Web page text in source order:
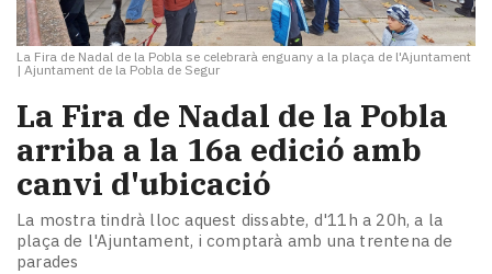
La Fira de Nadal de la Pobla se celebrarà enguany a la plaça de l'Ajuntament
| Ajuntament de la Pobla de Segur
La Fira de Nadal de la Pobla
arriba a la 16a edició amb
canvi d'ubicació
La mostra tindrà lloc aquest dissabte, d'11h a 20h, a la
plaça de l'Ajuntament, i comptarà amb una trentena de
parades